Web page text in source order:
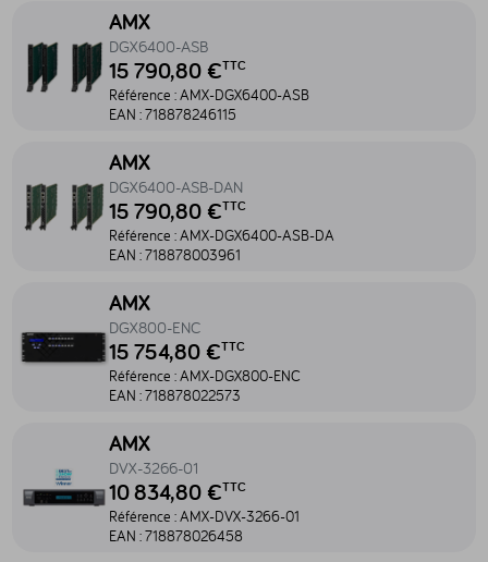
Accéder au produit DGX6400-ASB - AMX-DGX6400-ASB
AMX
DGX6400-ASB
15 790,80 €TTC
Référence :AMX-DGX6400-ASB
EAN :718878246115
Accéder au produit DGX6400-ASB-DAN - AMX-DGX6400-ASB-DA
AMX
DGX6400-ASB-DAN
15 790,80 €TTC
Référence :AMX-DGX6400-ASB-DA
EAN :718878003961
Accéder au produit DGX800-ENC - AMX-DGX800-ENC
AMX
DGX800-ENC
15 754,80 €TTC
Référence :AMX-DGX800-ENC
EAN :718878022573
Accéder au produit DVX-3266-01 - AMX-DVX-3266-01
AMX
DVX-3266-01
10 834,80 €TTC
Référence :AMX-DVX-3266-01
EAN :718878026458